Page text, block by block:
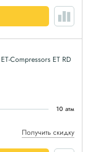
Compressors ET RD
10 атм
Получить скидку